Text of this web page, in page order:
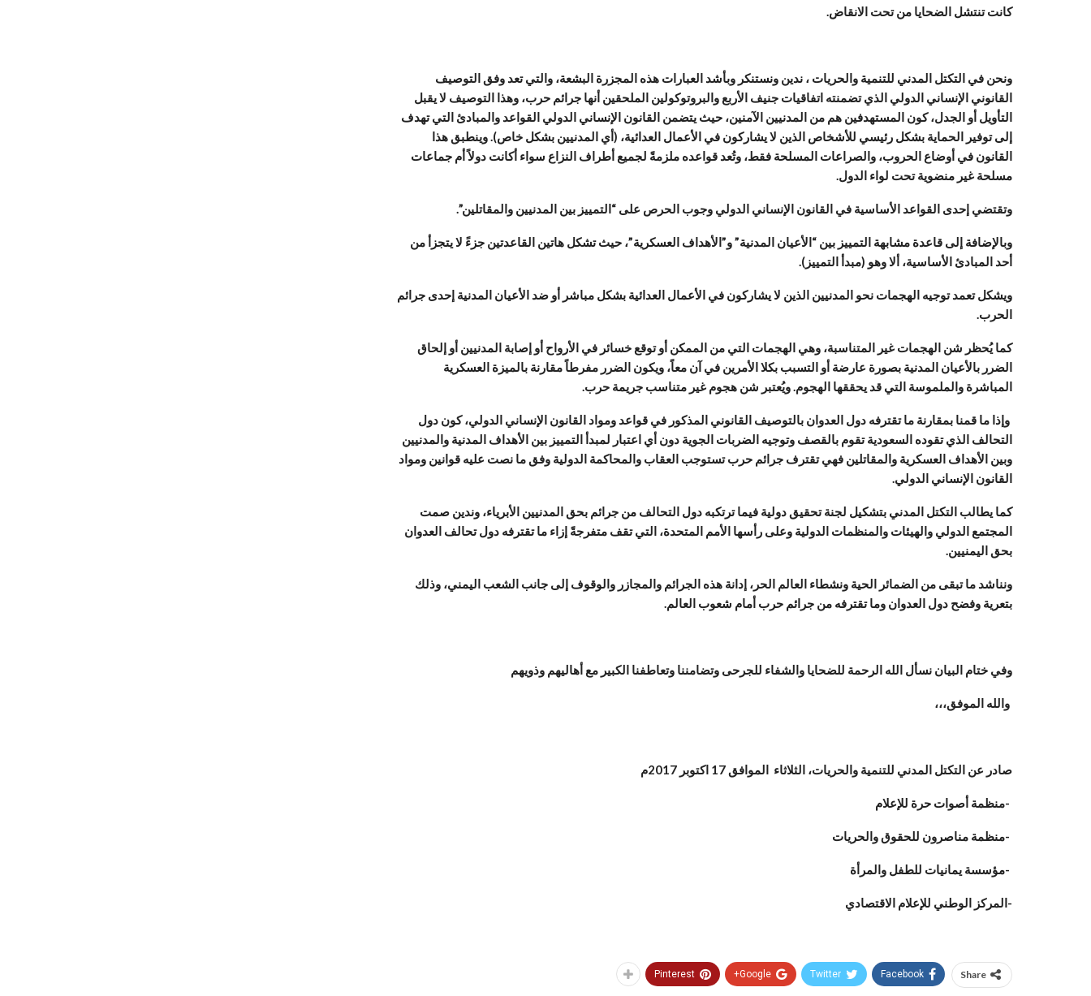
كانت تنتشل الضحايا من تحت الانقاض.
ونحن في التكتل المدني للتنمية والحريات ، ندين ونستنكر وبأشد العبارات هذه المجزرة البشعة، والتي تعد وفق التوصيف
القانوني الإنساني الدولي الذي تضمنته اتفاقيات جنيف الأربع والبروتوكولين الملحقين أنها جرائم حرب، وهذا التوصيف لا يقبل
التأويل أو الجدل، كون المستهدفين هم من المدنيين الآمنين، حيث يتضمن القانون الإنساني الدولي القواعد والمبادئ التي تهدف
إلى توفير الحماية بشكل رئيسي للأشخاص الذين لا يشاركون في الأعمال العدائية، (أي المدنيين بشكل خاص). وينطبق هذا
القانون في أوضاع الحروب، والصراعات المسلحة فقط، وتُعد قواعده ملزمةً لجميع أطراف النزاع سواء أكانت دولاً أم جماعات
مسلحة غير منضوية تحت لواء الدول.
وتقتضي إحدى القواعد الأساسية في القانون الإنساني الدولي وجوب الحرص على “التمييز بين المدنيين والمقاتلين”.
وبالإضافة إلى قاعدة مشابهة التمييز بين “الأعيان المدنية” و”الأهداف العسكرية”، حيث تشكل هاتين القاعدتين جزءً لا يتجزأ من
أحد المبادئ الأساسية، ألا وهو (مبدأ التمييز).
ويشكل تعمد توجيه الهجمات نحو المدنيين الذين لا يشاركون في الأعمال العدائية بشكل مباشر أو ضد الأعيان المدنية إحدى جرائم
الحرب.
كما يُحظر شن الهجمات غير المتناسبة، وهي الهجمات التي من الممكن أو توقع خسائر في الأرواح أو إصابة المدنيين أو إلحاق
الضرر بالأعيان المدنية بصورة عارضة أو التسبب بكلا الأمرين في آن معاً، ويكون الضرر مفرطاً مقارنة بالميزة العسكرية
المباشرة والملموسة التي قد يحققها الهجوم. ويُعتبر شن هجوم غير متناسب جريمة حرب.
وإذا ما قمنا بمقارنة ما تقترفه دول العدوان بالتوصيف القانوني المذكور في قواعد ومواد القانون الإنساني الدولي، كون دول
التحالف الذي تقوده السعودية تقوم بالقصف وتوجيه الضربات الجوية دون أي اعتبار لمبدأ التمييز بين الأهداف المدنية والمدنيين
وبين الأهداف العسكرية والمقاتلين فهي تقترف جرائم حرب تستوجب العقاب والمحاكمة الدولية وفق ما نصت عليه قوانين ومواد
القانون الإنساني الدولي.
كما يطالب التكتل المدني بتشكيل لجنة تحقيق دولية فيما ترتكبه دول التحالف من جرائم بحق المدنيين الأبرياء، وندين صمت
المجتمع الدولي والهيئات والمنظمات الدولية وعلى رأسها الأمم المتحدة، التي تقف متفرجةً إزاء ما تقترفه دول تحالف العدوان
بحق اليمنيين.
ونناشد ما تبقى من الضمائر الحية ونشطاء العالم الحر، إدانة هذه الجرائم والمجازر والوقوف إلى جانب الشعب اليمني، وذلك
بتعرية وفضح دول العدوان وما تقترفه من جرائم حرب أمام شعوب العالم.
وفي ختام البيان نسأل الله الرحمة للضحايا والشفاء للجرحى وتضامننا وتعاطفنا الكبير مع أهاليهم وذويهم
والله الموفق،،،
صادر عن التكتل المدني للتنمية والحريات، الثلاثاء الموافق 17 اكتوبر 2017م
-منظمة أصوات حرة للإعلام
-منظمة مناصرون للحقوق والحريات
-مؤسسة يمانيات للطفل والمرأة
-المركز الوطني للإعلام الاقتصادي
Share
Facebook
Twitter
Google+
Pinterest